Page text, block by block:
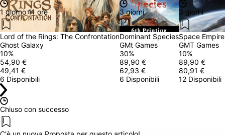
1 giorno 11 ore
Lord of the Rings: The Confrontation
Ghost Galaxy
10%
54,90 €
49,41 €
6 Disponibili
3 giorni
Dominant Species
GMt Games
30%
89,90 €
62,93 €
6 Disponibili
3 giorni
Space
GMT Games
10%
89,90 €
80,91 €
12 Disponibili
Chiuso con successo